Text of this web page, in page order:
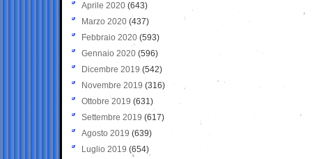
Aprile 2020 (643)
Marzo 2020 (437)
Febbraio 2020 (593)
Gennaio 2020 (596)
Dicembre 2019 (542)
Novembre 2019 (316)
Ottobre 2019 (631)
Settembre 2019 (617)
Agosto 2019 (639)
Luglio 2019 (654)